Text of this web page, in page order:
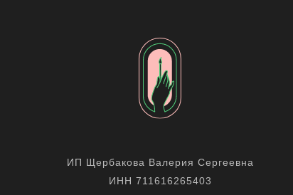
ИП Щербакова Валерия Сергеевна
ИНН 711616265403